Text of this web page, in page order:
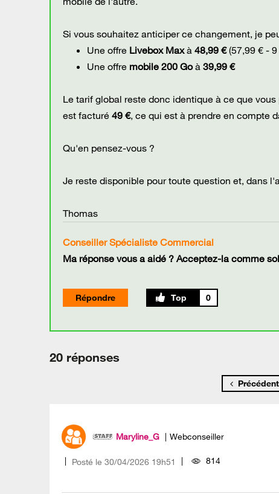
Si vous souhaitez anticiper ce changement, je
Une offre Livebox Maxà 48,99 €(57,99 € -
Une offre mobile 200 Goà 39,99 €
Le tarif global reste donc identique à ce que
est facturé 49 €, ce qui est à prendre en compte
Qu'en pensez-vous ?
Je reste disponible pour toute question et, dans
Thomas
Conseiller Spécialiste Commercial
Ma réponse vous a aidé ? Acceptez-la comme
Répondre 0
20 réponses
Précédent
Maryline_G Webconseiller
Posté le ‎30/04/2026 19h51 814